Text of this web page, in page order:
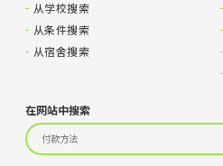
从学校搜索
从条件搜索
从宿舍搜索
在网站中搜索